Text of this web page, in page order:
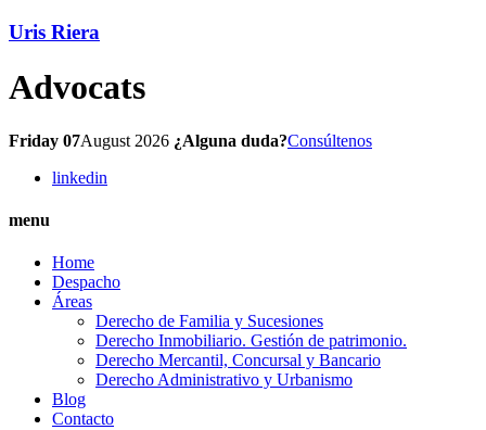
Uris Riera
Advocats
Friday 07August 2026 ¿Alguna duda?Consúltenos
linkedin
menu
Home
Despacho
Áreas
Derecho de Familia y Sucesiones
Derecho Inmobiliario. Gestión de patrimonio.
Derecho Mercantil, Concursal y Bancario
Derecho Administrativo y Urbanismo
Blog
Contacto